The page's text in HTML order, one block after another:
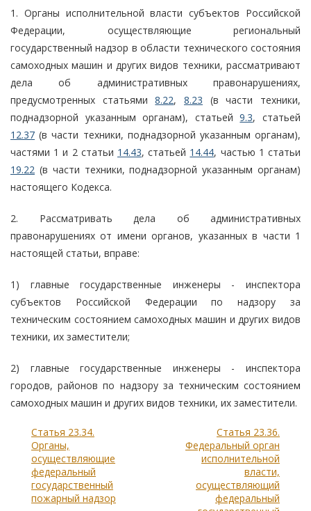
1. Органы исполнительной власти субъектов Российской
Федерации, осуществляющие региональный
государственный надзор в области технического состояния
самоходных машин и других видов техники, рассматривают
дела об административных правонарушениях,
предусмотренных статьями8.22,8.23 (в части техники,
поднадзорной указанным органам), статьей9.3, статьей
12.37 (в части техники, поднадзорной указанным органам),
частями 1 и 2 статьи 14.43, статьей 14.44, частью 1 статьи
19.22 (в части техники, поднадзорной указанным органам)
настоящего Кодекса.
2. Рассматривать дела об административных
правонарушениях от имени органов, указанных в части 1
настоящей статьи, вправе:
1) главные государственные инженеры - инспектора
субъектов Российской Федерации по надзору за
техническим состоянием самоходных машин и других видов
техники, их заместители;
2) главные государственные инженеры - инспектора
городов, районов по надзору за техническим состоянием
самоходных машин и других видов техники, их заместители.
Статья 23.34.
Органы,
осуществляющие
федеральный
государственный
пожарный надзор
Статья 23.36.
Федеральный орган
исполнительной
власти,
осуществляющий
федеральный